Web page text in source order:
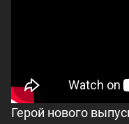
Герой нового